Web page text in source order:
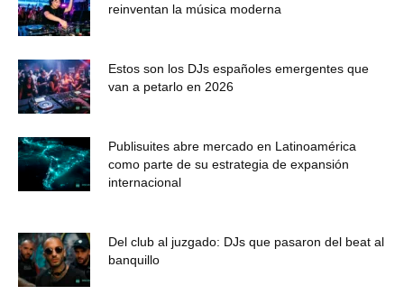
reinventan la música moderna
Estos son los DJs españoles emergentes que
van a petarlo en 2026
Publisuites abre mercado en Latinoamérica
como parte de su estrategia de expansión
internacional
Del club al juzgado: DJs que pasaron del beat al
banquillo